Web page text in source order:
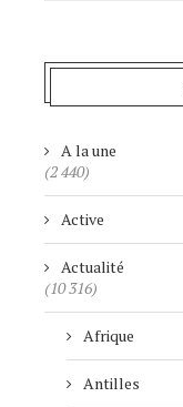
A la une
(2 440)
Active
Actualité
(10 316)
Afrique
Antilles